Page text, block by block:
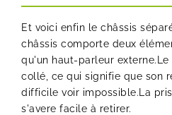
Et voici enfin le châssis
châssis comporte deux
qu'un haut-parleur
collé, ce qui signifie que son
difficile voir impossible.La
s'avere facile à retirer.